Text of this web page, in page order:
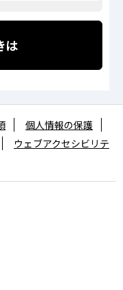
は
個人情報の保護
ウェブアクセシビリテ